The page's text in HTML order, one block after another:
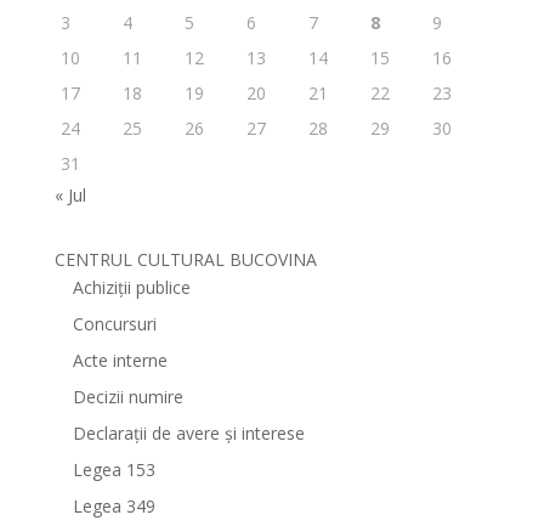
3
4 5 6 7 8
9
10
11 12 13 14 15
16
17
18 19 20 21 22
23
24
25 26 27 28 29
30
31
« Jul
CENTRUL CULTURAL BUCOVINA
Achiziții publice
Concursuri
Acte interne
Decizii numire
Declarații de avere și interese
Legea 153
Legea 349